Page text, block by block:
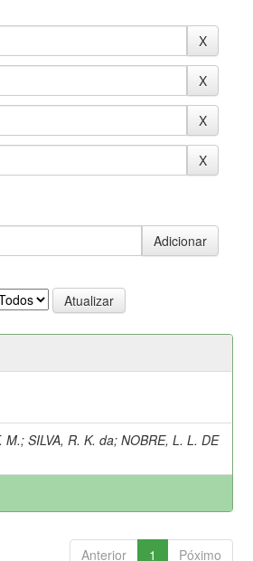
M.;SILVA, R. K. da;NOBRE, L. L. DE
Anterior 1 Póximo